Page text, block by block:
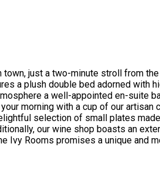
just a two-minute stroll from
a plush double bed adorned with
a well-appointed en-suite
morning with a cup of our
selection of small plates
our wine shop boasts an
Ivy Rooms promises a unique and